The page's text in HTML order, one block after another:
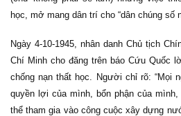
học, mở mang dân trí cho “dân chúng số
Ngày 4-10-1945, nhân danh Chủ tịch
Chí Minh cho đăng trên báo Cứu Quốc
chống nạn thất học. Người chỉ rõ: “Mọi
quyền lợi của mình, bổn phận của
thể tham gia vào công cuộc xây dựng